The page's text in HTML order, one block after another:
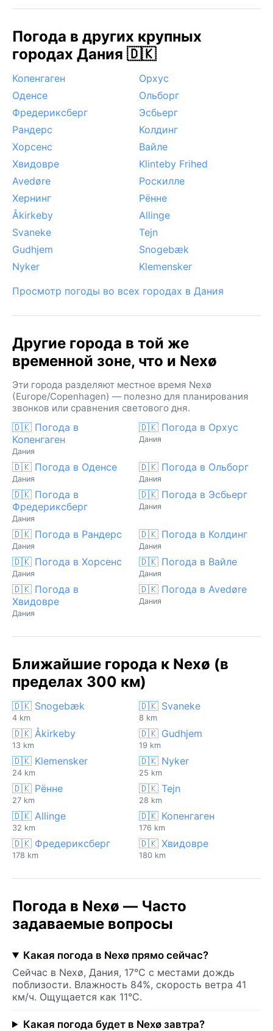
Погода в других крупных
городах Дания 🇩🇰
Копенгаген
Орхус
Оденсе
Ольборг
Фредериксберг
Эсбьерг
Рандерс
Колдинг
Хорсенс
Вайле
Хвидовре
Klinteby Frihed
Avedøre
Роскилле
Хернинг
Рённе
Åkirkeby
Allinge
Svaneke
Tejn
Gudhjem
Snogebæk
Nyker
Klemensker
Просмотр погоды во всех городах в Дания
Другие города в той же
временной зоне, что и Nexø
Эти города разделяют местное время Nexø
(Europe/Copenhagen) — полезно для планирования
звонков или сравнения светового дня.
🇩🇰 Погода в
Копенгаген
Дания
🇩🇰 Погода в Орхус
Дания
🇩🇰 Погода в Оденсе
Дания
🇩🇰 Погода в Ольборг
Дания
🇩🇰 Погода в
Фредериксберг
Дания
🇩🇰 Погода в Эсбьерг
Дания
🇩🇰 Погода в Рандерс
Дания
🇩🇰 Погода в Колдинг
Дания
🇩🇰 Погода в Хорсенс
Дания
🇩🇰 Погода в Вайле
Дания
🇩🇰 Погода в
Хвидовре
Дания
🇩🇰 Погода в Avedøre
Дания
Ближайшие города к Nexø (в
пределах 300 км)
🇩🇰 Snogebæk
4 km
🇩🇰 Svaneke
8 km
🇩🇰 Åkirkeby
13 km
🇩🇰 Gudhjem
19 km
🇩🇰 Klemensker
24 km
🇩🇰 Nyker
25 km
🇩🇰 Рённе
27 km
🇩🇰 Tejn
28 km
🇩🇰 Allinge
32 km
🇩🇰 Копенгаген
176 km
🇩🇰 Фредериксберг
178 km
🇩🇰 Хвидовре
180 km
Погода в Nexø — Часто
задаваемые вопросы
Какая погода в Nexø прямо сейчас?
Сейчас в Nexø, Дания, 17°C с местами дождь
поблизости. Влажность 84%, скорость ветра 41
км/ч. Ощущается как 11°C.
Какая погода будет в Nexø завтра?